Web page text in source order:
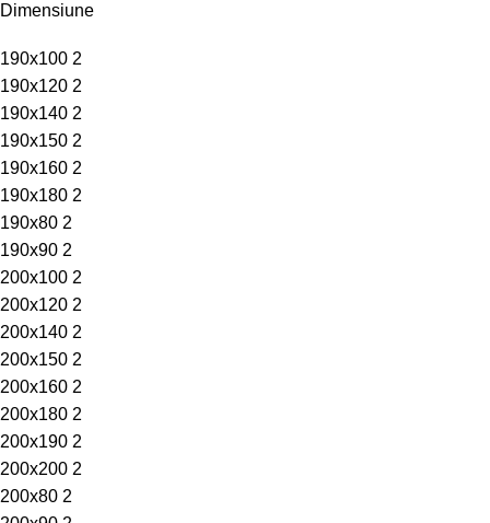
Dimensiune
190x100 2
190x120 2
190x140 2
190x150 2
190x160 2
190x180 2
190x80 2
190x90 2
200x100 2
200x120 2
200x140 2
200x150 2
200x160 2
200x180 2
200x190 2
200x200 2
200x80 2